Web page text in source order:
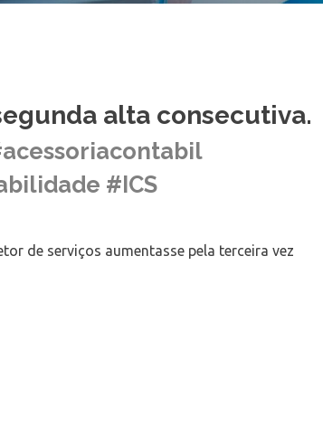
alta consecutiva.
#ICS
de serviços aumentasse pela terceira vez